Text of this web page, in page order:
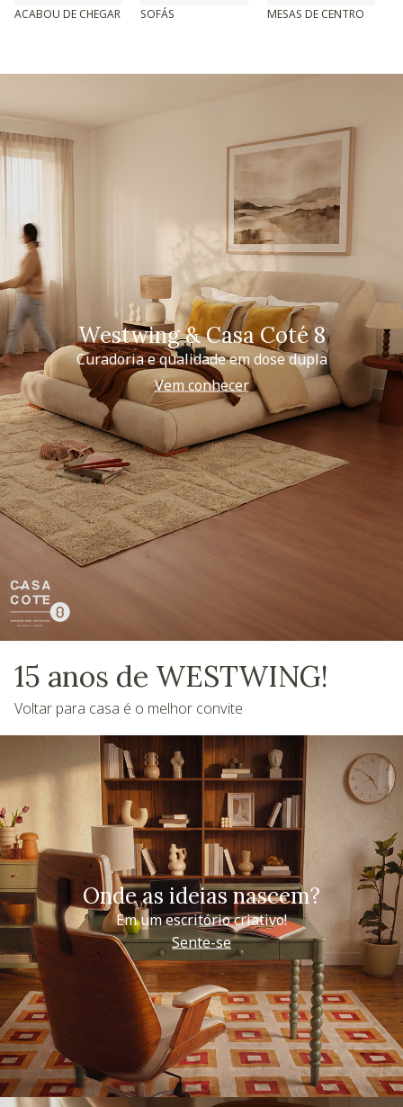
ACABOU DE CHEGAR SOFÁS MESAS DE CENTRO
Westwing & Casa Coté 8
Curadoria e qualidade em dose dupla
Vem conhecer
15 anos de WESTWING!
Voltar para casa é o melhor convite
Onde as ideias nascem?
Em um escritório criativo!
Sente-se